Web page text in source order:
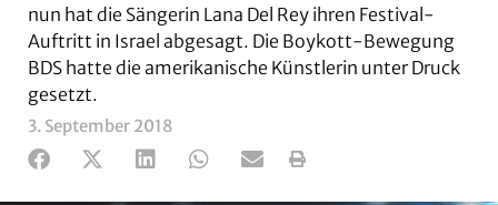
nun hat die Sängerin Lana Del Rey ihren Festival-
Auftritt in Israel abgesagt. Die Boykott-Bewegung
BDS hatte die amerikanische Künstlerin unter Druck
gesetzt.
3. September 2018